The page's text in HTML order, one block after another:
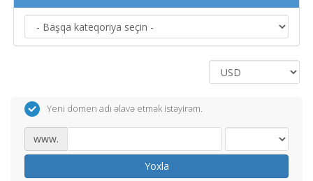
Yeni domen adı əlavə etmək istəyirəm.
www.
Yoxla